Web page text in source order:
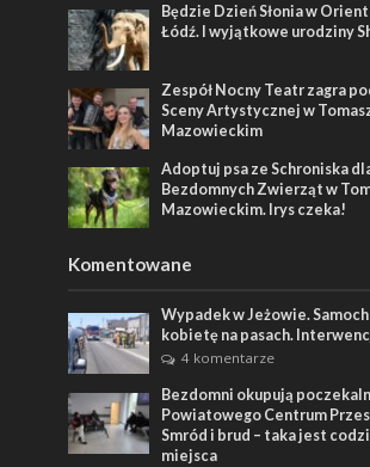
Będzie Dzień Słonia w
Łódź. I wyjątkowe urodziny
Zespół Nocny Teatr zagra
Sceny Artystycznej w
Mazowieckim
Adoptuj psa ze Schroniska
Bezdomnych Zwierząt w
Mazowieckim. Irys czeka!
Komentowane
Wypadek w Jeżowie.
kobietę na pasach.
4 komentarze
Bezdomni okupują
Powiatowego Centrum
Smród i brud – taka jest
miejsca